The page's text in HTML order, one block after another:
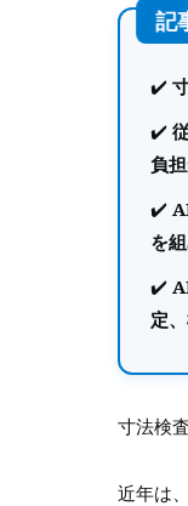
負
を
定
寸法検
近年は